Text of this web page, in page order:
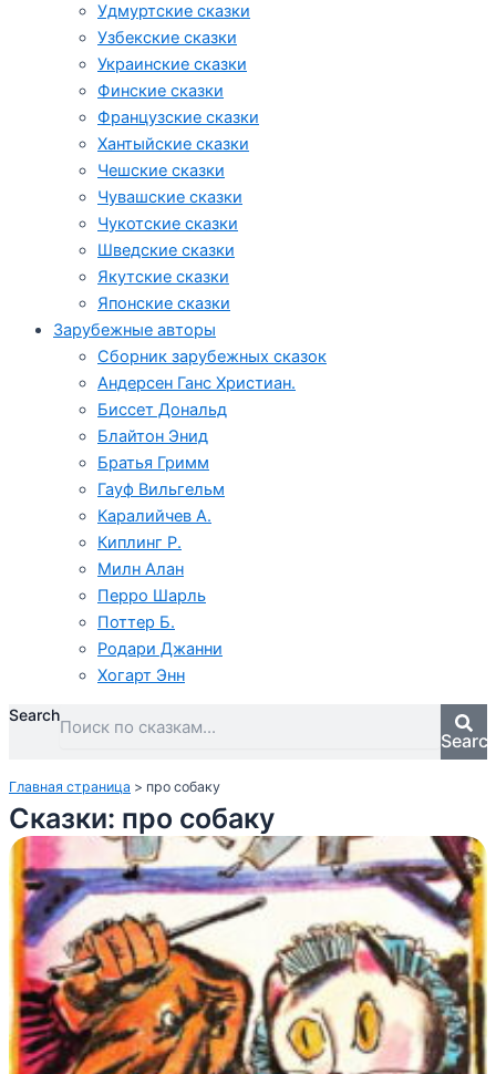
Удмуртские сказки
Узбекские сказки
Украинские сказки
Финские сказки
Французские сказки
Хантыйские сказки
Чешские сказки
Чувашские сказки
Чукотские сказки
Шведские сказки
Якутские сказки
Японские сказки
Зарубежные авторы
Сборник зарубежных сказок
Андерсен Ганс Христиан.
Биссет Дональд
Блайтон Энид
Братья Гримм
Гауф Вильгельм
Каралийчев А.
Киплинг Р.
Милн Алан
Перро Шарль
Поттер Б.
Родари Джанни
Хогарт Энн
Search
Главная страница > про собаку
Сказки: про собаку